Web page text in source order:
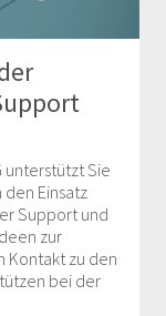
unterstützt Sie
Einsatz
Support und
zur
Kontakt zu den
bei der